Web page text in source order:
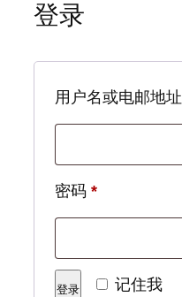
登录
用户名或电邮地址
密码 *必
填
记住我
登录